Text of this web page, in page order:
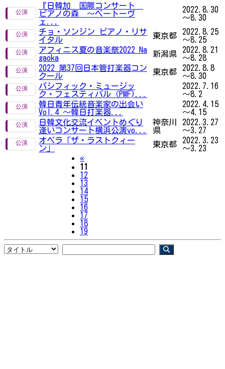
『日韓加 国際コンサート
ピアノの森 ～ベートーヴ
ェ...
2022.8.30
～8.30
チョ・ソンジン ピアノ・リサ
イタル
東京都
2022.8.25
～8.25
アフィニス夏の音楽祭2022 Na
gaoka
新潟県
2022.8.21
～8.28
2022 第37回日本管打楽器コン
クール
東京都
2022.8.8
～8.30
パシフィック・ミュージッ
ク・フェスティバル（PMF)...
2022.7.16
～8.2
韓日青年伝統音楽家の出会い
Vol.4 ～韓日打楽器...
2022.4.15
～4.15
日韓文化交流イベントめぐり
逢いコンサート横浜公演vo...
神奈川
県
2022.3.27
～3.27
オペラ「ザ・ラストクィー
ン」
東京都
2022.3.23
～3.23
«Previous
11
12
13
14
15
16
17
18
19